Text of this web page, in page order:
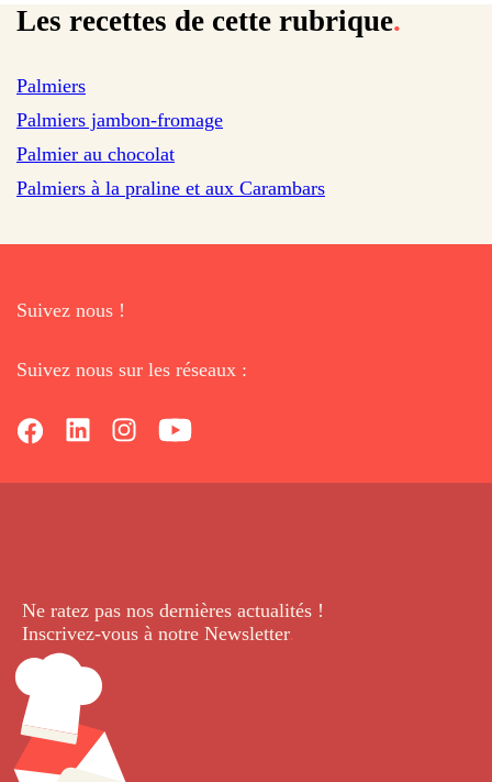
Les recettes de cette rubrique.
Palmiers
sur 21 avis
Palmiers jambon-fromage
Palmier au chocolat
Palmiers à la praline et aux Carambars
Suivez nous !
Suivez nous sur les réseaux :
Ne ratez pas nos dernières actualités !
Inscrivez-vous à notre Newsletter.